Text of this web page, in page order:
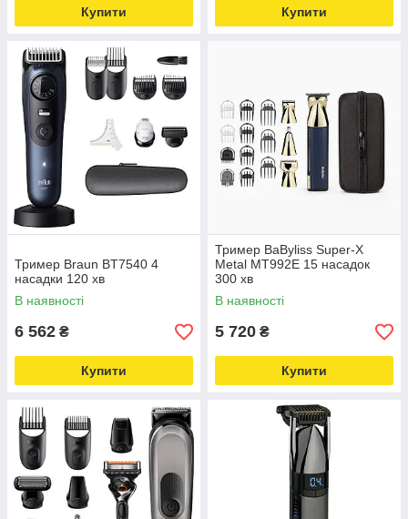
Купити Купити
Тример Braun BT7540 4
насадки 120 хв
В наявності
6 562 ₴
Купити
Тример BaByliss Super-X
Metal MT992E 15 насадок
300 хв
В наявності
5 720 ₴
Купити